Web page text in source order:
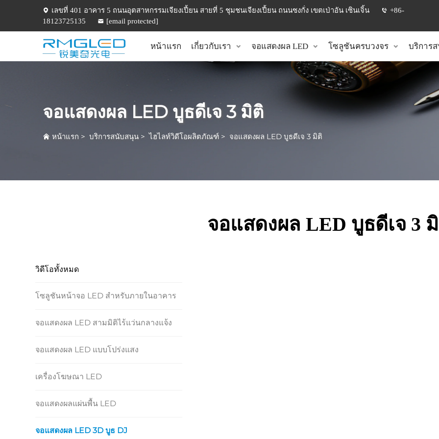
เลขที่ 401 อาคาร 5 ถนนอุตสาหกรรมเจียงเปี้ยน สายที่ 5 ชุมชนเจียงเปี้ยน ถนนซงกั่ง เขตเป่าอัน เซินเจิ้น
+86-
18123725135
[email protected]
หน้าแรก เกี่ยวกับเรา จอแสดงผล LED โซลูชันครบวงจร บริการ
จอแสดงผล LED บูธดีเจ 3 มิติ
หน้าแรก > บริการสนับสนุน >ไฮไลท์วิดีโอผลิตภัณฑ์ > จอแสดงผล LED บูธดีเจ 3 มิติ
จอแสดงผล LED บูธดีเจ 3
วิดีโอทั้งหมด
โซลูชันหน้าจอ LED สำหรับภายในอาคาร
จอแสดงผล LED สามมิติไร้แว่นกลางแจ้ง
จอแสดงผล LED แบบโปร่งแสง
เครื่องโฆษณา LED
จอแสดงผลแผ่นพื้น LED
จอแสดงผล LED 3D บูธ DJ